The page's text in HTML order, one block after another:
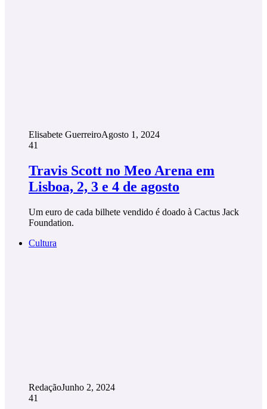
Elisabete GuerreiroAgosto 1, 2024
41
Travis Scott no Meo Arena em
Lisboa, 2, 3 e 4 de agosto
Um euro de cada bilhete vendido é doado à Cactus Jack
Foundation.
Cultura
RedaçãoJunho 2, 2024
41